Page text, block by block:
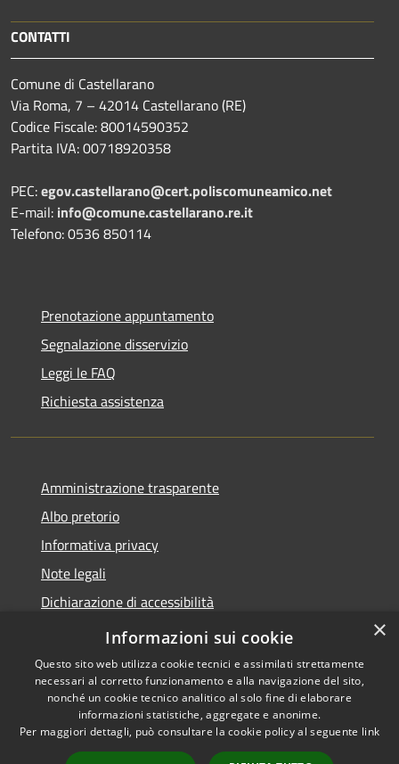
CONTATTI
Comune di Castellarano
Via Roma, 7 – 42014 Castellarano (RE)
Codice Fiscale: 80014590352
Partita IVA: 00718920358
PEC:egov.castellarano@cert.poliscomuneamico.net
E-mail: info@comune.castellarano.re.it
Telefono: 0536 850114
Prenotazione appuntamento
Segnalazione disservizio
Leggi le FAQ
Richiesta assistenza
Amministrazione trasparente
Albo pretorio
Informativa privacy
Note legali
Dichiarazione di accessibilità
Piano di miglioramento del sito
Accessibilità
Copyright © 2026 • Comune di
Castellarano • Powered by
×
Informazioni sui cookie
Questo sito web utilizza cookie tecnici e assimilati strettamente
necessari al corretto funzionamento e alla navigazione del sito,
nonché un cookie tecnico analitico al solo fine di elaborare
informazioni statistiche, aggregate e anonime.
Per maggiori dettagli, può consultare la cookie policy al seguente link